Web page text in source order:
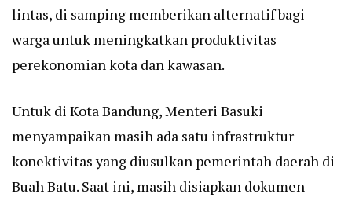
lintas, di samping memberikan alternatif bagi
warga untuk meningkatkan produktivitas
perekonomian kota dan kawasan.
Untuk di Kota Bandung, Menteri Basuki
menyampaikan masih ada satu infrastruktur
konektivitas yang diusulkan pemerintah daerah di
Buah Batu. Saat ini, masih disiapkan dokumen